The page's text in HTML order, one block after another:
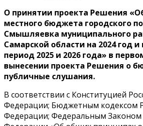
О принятии проекта Решения
местного бюджета городского
Смышляевка муниципального
Самарской области на 2024 год
период 2025 и 2026 года» в
вынесении проекта Решения о
публичные слушания.
В соответствии с Конституцией
Федерации; Бюджетным кодексом
Федерации; Федеральным Законом